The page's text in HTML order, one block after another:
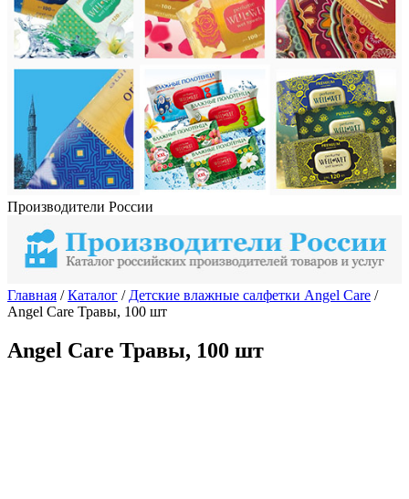
Производители России
Главная /Каталог / Детские влажные салфетки Angel Care /
Angel Care Травы, 100 шт
Angel Care Травы, 100 шт